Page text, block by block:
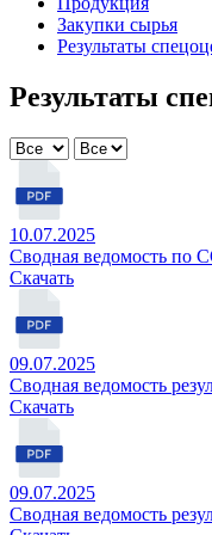
Закупки сырья
Результаты
Результаты
10.07.2025
Сводная ведомость по
Cкачать
09.07.2025
Сводная ведомость
Cкачать
09.07.2025
Сводная ведомость